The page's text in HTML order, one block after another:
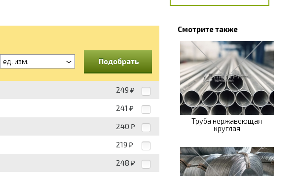
ед. изм. Подобрать
249 ₽
241 ₽
240 ₽
219 ₽
248 ₽
Смотрите также
Труба нержавеющая
круглая